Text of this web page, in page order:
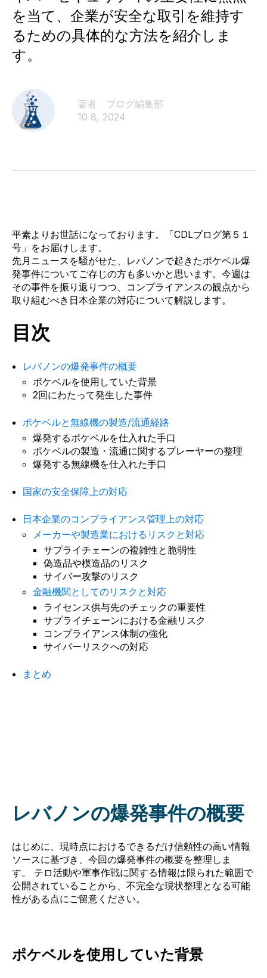
を当て、企業が安全な取引を維持す
るための具体的な方法を紹介しま
す。
著者 ブログ編集部​
10 8, 2024
平素よりお世話になっております。「CDLブログ第 ５１
号」をお届けします。
先月ニュースを騒がせた、レバノンで起きたポケベル爆
発事件についてご存じの方も多いかと思います。今週は
その事件を振り返りつつ、コンプライアンスの観点から
取り組むべき日本企業の対応について解説します。
目次
レバノンの爆発事件の概要
ポケベルを使用していた背景
2回にわたって発生した事件
ポケベルと無線機の製造/流通経路
爆発するポケベルを仕入れた手口
ポケベルの製造・流通に関するプレーヤーの整理
爆発する無線機を仕入れた手口
国家の安全保障上の対応
日本企業のコンプライアンス管理上の対応
メーカーや製造業におけるリスクと対応
サプライチェーンの複雑性と脆弱性
偽造品や模造品のリスク
サイバー攻撃のリスク
金融機関としてのリスクと対応
ライセンス供与先のチェックの重要性
サプライチェーンにおける金融リスク
コンプライアンス体制の強化
サイバーリスクへの対応
まとめ
レバノンの爆発事件の概要
はじめに、現時点におけるできるだけ信頼性の高い情報
ソースに基づき、今回の爆発事件の概要を整理しま
す。 テロ活動や軍事作戦に関する情報は限られた範囲で
公開されていることから、不完全な現状整理となる可能
性がある点にご留意ください。
ポケベルを使用していた背景